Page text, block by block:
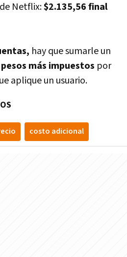
Netflix:$2.135,56 final
hay que sumarle un
más impuestos por
aplique un usuario.
costo adicional